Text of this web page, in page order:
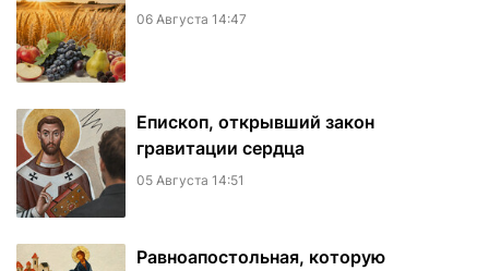
06 Августа 14:47
Епископ, открывший закон
гравитации сердца
05 Августа 14:51
Равноапостольная, которую